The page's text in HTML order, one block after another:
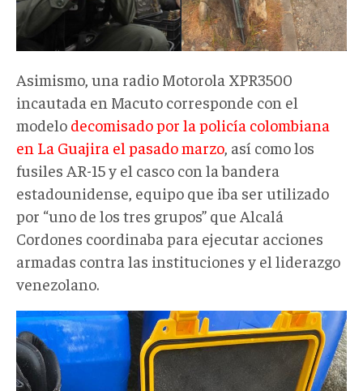
Asimismo, una radio Motorola XPR3500
incautada en Macuto corresponde con el
modelo decomisado por la policía colombiana
en La Guajira el pasado marzo , así como los
fusiles AR-15 y el casco con la bandera
estadounidense, equipo que iba ser utilizado
por “uno de los tres grupos” que Alcalá
Cordones coordinaba para ejecutar acciones
armadas contra las instituciones y el liderazgo
venezolano.